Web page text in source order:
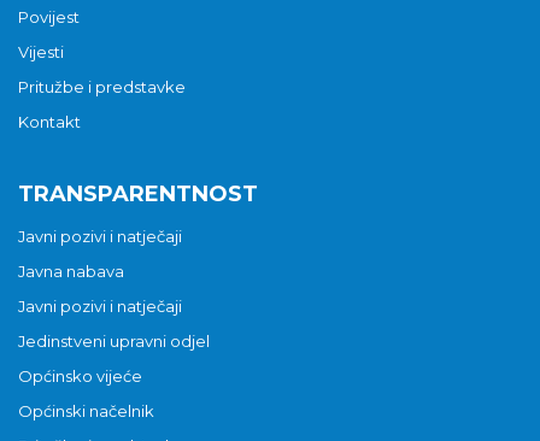
Povijest
Vijesti
Pritužbe i predstavke
Kontakt
TRANSPARENTNOST
Javni pozivi i natječaji
Javna nabava
Javni pozivi i natječaji
Jedinstveni upravni odjel
Općinsko vijeće
Općinski načelnik